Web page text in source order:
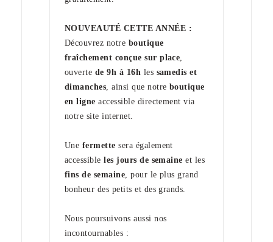
NOUVEAUTÉ CETTE ANNÉE :
Découvrez notre boutique
fraîchement conçue sur place
ouverte de 9h à 16h les samedis et
dimanches , ainsi que notre boutique
en ligne accessible directement via
notre site internet.
Une fermette sera également
accessibleles jours de semaine et les
fins de semaine , pour le plus grand
bonheur des petits et des grands.
Nous poursuivons aussi nos
incontournables :